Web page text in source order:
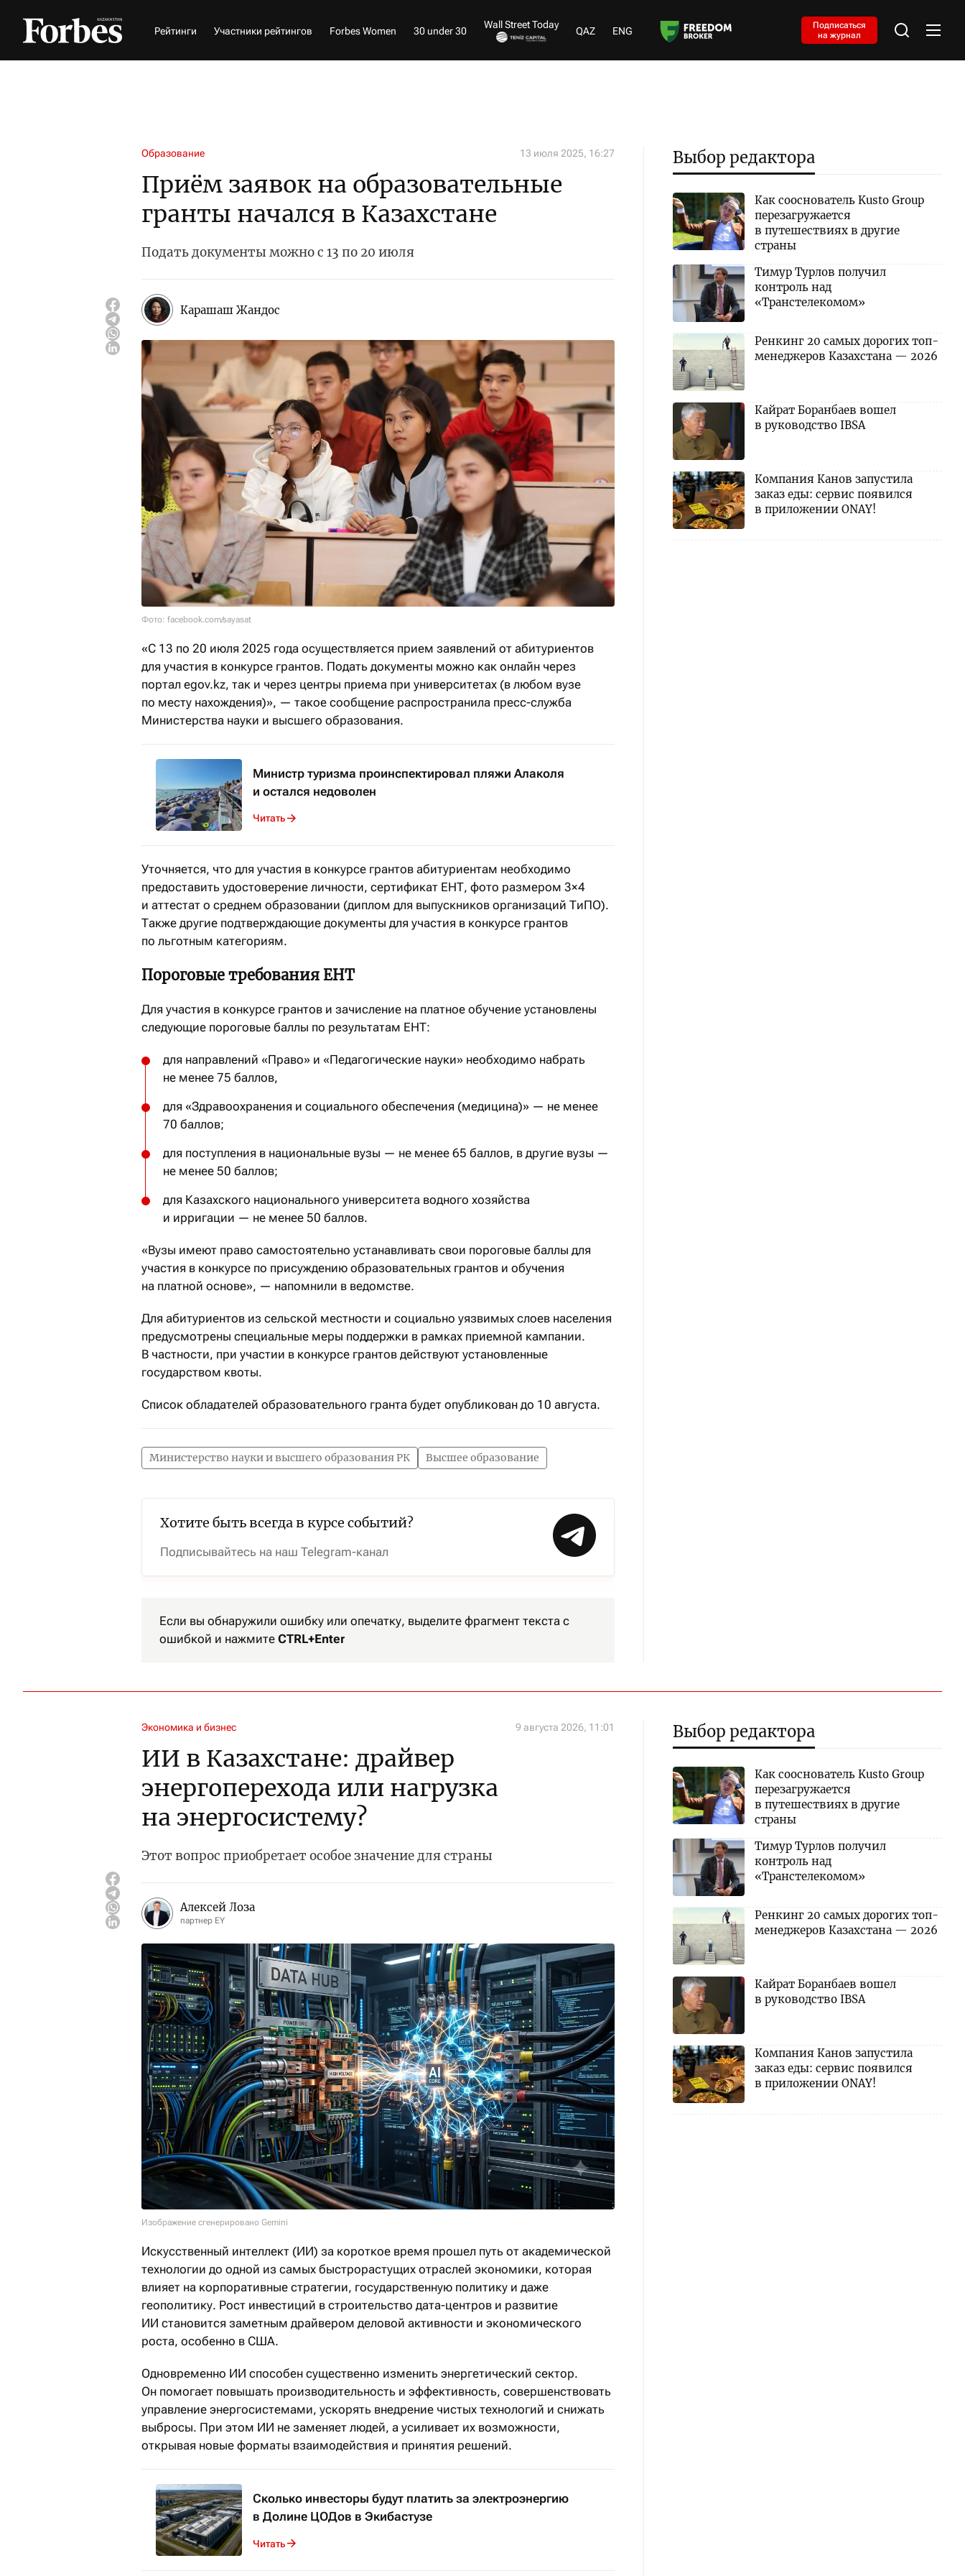
Рейтинги Участники рейтингов Forbes Women 30 under 30
Wall Street Today
QAZ ENG
Подписаться
на журнал
Образование 13 июля 2025, 16:27
Приём заявок на образовательные
гранты начался в Казахстане
Подать документы можно с 13 по 20 июля
Карашаш Жандос
Фото: facebook.com/sayasat
«С 13 по 20 июля 2025 года осуществляется прием заявлений от абитуриентов
для участия в конкурсе грантов. Подать документы можно как онлайн через
портал egov.kz, так и через центры приема при университетах (в любом вузе
по месту нахождения)», — такое сообщение распространила пресс-служба
Министерства науки и высшего образования.
Министр туризма проинспектировал пляжи Алаколя
и остался недоволен
Читать
Уточняется, что для участия в конкурсе грантов абитуриентам необходимо
предоставить удостоверение личности, сертификат ЕНТ, фото размером 3×4
и аттестат о среднем образовании (диплом для выпускников организаций ТиПО).
Также другие подтверждающие документы для участия в конкурсе грантов
по льготным категориям.
Пороговые требования ЕНТ
Для участия в конкурсе грантов и зачисление на платное обучение установлены
следующие пороговые баллы по результатам ЕНТ:
для направлений «Право» и «Педагогические науки» необходимо набрать
не менее 75 баллов,
для «Здравоохранения и социального обеспечения (медицина)» — не менее
70 баллов;
для поступления в национальные вузы — не менее 65 баллов, в другие вузы —
не менее 50 баллов;
для Казахского национального университета водного хозяйства
и ирригации — не менее 50 баллов.
«Вузы имеют право самостоятельно устанавливать свои пороговые баллы для
участия в конкурсе по присуждению образовательных грантов и обучения
на платной основе», — напомнили в ведомстве.
Для абитуриентов из сельской местности и социально уязвимых слоев населения
предусмотрены специальные меры поддержки в рамках приемной кампании.
В частности, при участии в конкурсе грантов действуют установленные
государством квоты.
Список обладателей образовательного гранта будет опубликован до 10 августа.
Министерство науки и высшего образования РК Высшее образование
Хотите быть всегда в курсе событий?
Подписывайтесь на наш Telegram-канал
Если вы обнаружили ошибку или опечатку, выделите фрагмент текста с
ошибкой и нажмите CTRL+Enter
Выбор редактора
Как сооснователь Kusto Group
перезагружается
в путешествиях в другие
страны
Тимур Турлов получил
контроль над
«Транстелекомом»
Ренкинг 20 самых дорогих топ-
менеджеров Казахстана — 2026
Кайрат Боранбаев вошел
в руководство IBSA
Компания Канов запустила
заказ еды: сервис появился
в приложении ONAY!
Экономика и бизнес 9 августа 2026, 11:01
ИИ в Казахстане: драйвер
энергоперехода или нагрузка
на энергосистему?
Этот вопрос приобретает особое значение для страны
Алексей Лоза
партнер EY
Изображение сгенерировано Gemini
Искусственный интеллект (ИИ) за короткое время прошел путь от академической
технологии до одной из самых быстрорастущих отраслей экономики, которая
влияет на корпоративные стратегии, государственную политику и даже
геополитику. Рост инвестиций в строительство дата-центров и развитие
ИИ становится заметным драйвером деловой активности и экономического
роста, особенно в США.
Одновременно ИИ способен существенно изменить энергетический сектор.
Он помогает повышать производительность и эффективность, совершенствовать
управление энергосистемами, ускорять внедрение чистых технологий и снижать
выбросы. При этом ИИ не заменяет людей, а усиливает их возможности,
открывая новые форматы взаимодействия и принятия решений.
Сколько инвесторы будут платить за электроэнергию
в Долине ЦОДов в Экибастузе
Читать
Выбор редактора
Как сооснователь Kusto Group
перезагружается
в путешествиях в другие
страны
Тимур Турлов получил
контроль над
«Транстелекомом»
Ренкинг 20 самых дорогих топ-
менеджеров Казахстана — 2026
Кайрат Боранбаев вошел
в руководство IBSA
Компания Канов запустила
заказ еды: сервис появился
в приложении ONAY!